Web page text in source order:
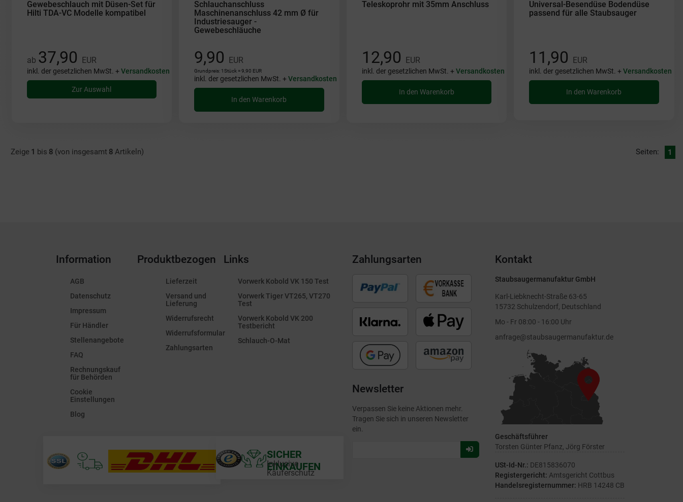
Gewebeschlauch mit Düsen-Set für
Hilti TDA-VC Modelle kompatibel
ab 37,90 EUR
inkl. der gesetzlichen MwSt. +Versandkosten
Zur Auswahl
Schlauchanschluss
Maschinenanschluss 42 mm Ø für
Industriesauger -
Gewebeschläuche
9,90 EUR
Grundpreis: 1Stück = 9,90 EUR
inkl. der gesetzlichen MwSt. +Versandkosten
In den Warenkorb
Teleskoprohr mit 35mm Anschluss
12,90 EUR
inkl. der gesetzlichen MwSt. +Versandkosten
In den Warenkorb
Universal-Besendüse Bodendüse
passend für alle Staubsauger
11,90 EUR
inkl. der gesetzlichen MwSt. +Versandkosten
In den Warenkorb
Zeige 1 bis 8 (von insgesamt 8 Artikeln) Seiten: 1
Information
AGB
Datenschutz
Impressum
Für Händler
Stellenangebote
FAQ
Rechnungskauf
für Behörden
Cookie
Einstellungen
Blog
Produktbezogen
Lieferzeit
Versand und
Lieferung
Widerrufsrecht
Widerrufsformular
Zahlungsarten
Links
Vorwerk Kobold VK 150 Test
Vorwerk Tiger VT265, VT270
Test
Vorwerk Kobold VK 200
Testbericht
Schlauch-O-Mat
SICHER
EINKAUFEN
Inklusive
Käuferschutz
Zahlungsarten
Newsletter
Verpassen Sie keine Aktionen mehr.
Tragen Sie sich in unseren Newsletter
ein.
Für
Newsletter
anmelden
Kontakt
Staubsaugermanufaktur GmbH
Karl-Liebknecht-Straße 63-65
15732 Schulzendorf, Deutschland
Mo - Fr 08:00 - 16:00 Uhr
anfrage@staubsaugermanufaktur.de
Geschäftsführer
Torsten Günter Pfanz, Jörg Förster
USt-Id-Nr.: DE815836070
Registergericht: Amtsgericht Cottbus
Handelsregisternummer: HRB 14248 CB